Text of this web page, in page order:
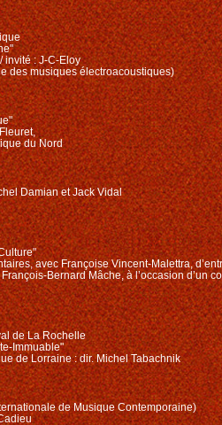
invité : J-C-Eloy
des musiques électroacoustiques)
du Nord
Damian et Jack Vidal
avec Françoise Vincent-Malettra,
Bernard Mâche, à l’occasion d’un
de La Rochelle
Immuable"
de Lorraine : dir. Michel Tabachnik
de Musique Contemporaine)